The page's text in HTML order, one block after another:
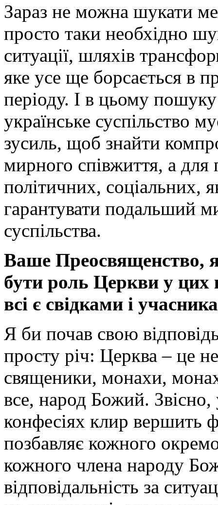
Зараз не можна шукати
просто таки необхідно
ситуації, шляхів
яке усе ще борсається в
періоду. І в цьому пошуку
українське суспільство
зусиль, щоб знайти
мирного співжиття, а для
політичних, соціальних,
гарантувати подальший
суспільства.
Ваше Преосвященство,
бути роль Церкви у цих
всі є свідками і
Я би почав свою
просту річ: Церква – це
священики, монахи,
все, народ Божий.
конфесіях клир вершить
позбавляє кожного
кожного члена народу
відповідальність за